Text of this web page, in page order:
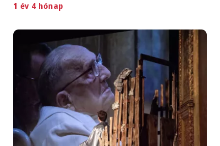
1 év 4 hónap
Image